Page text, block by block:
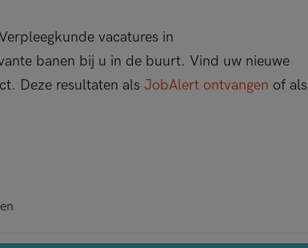
vacatures in
banen bij u in de buurt. Vind uw nieuwe
Deze resultaten als JobAlert ontvangen of als